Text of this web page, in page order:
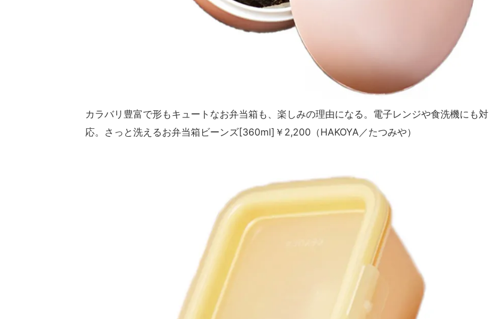
カラバリ豊富で形もキュートなお弁当箱も、楽しみの理由になる。電子レンジや食洗機にも対
応。さっと洗えるお弁当箱ビーンズ[360ml]￥2,200（HAKOYA／たつみや）